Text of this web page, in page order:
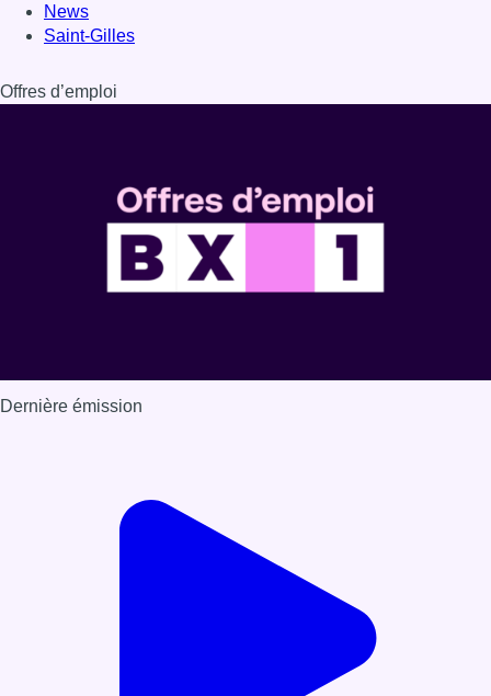
News
Saint-Gilles
Offres d’emploi
Dernière émission